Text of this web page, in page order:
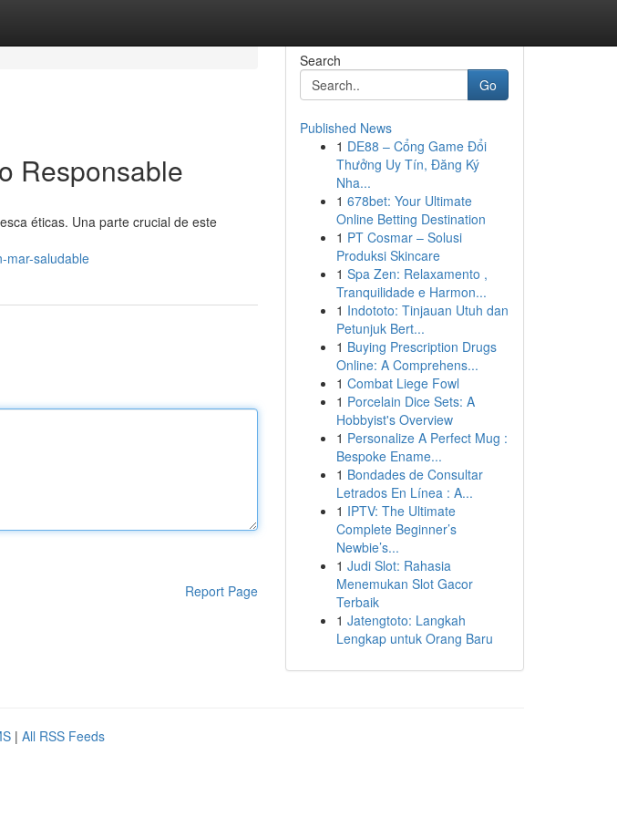
Responsable
éticas. Una parte crucial de este
mar-saludable
Report Page
Search
Go
Published News
1 DE88 – Cổng Game Đổi
Thưởng Uy Tín, Đăng Ký
Nha...
1 678bet: Your Ultimate
Online Betting Destination
1 PT Cosmar – Solusi
Produksi Skincare
1 Spa Zen: Relaxamento ,
Tranquilidade e Harmon...
1 Indototo: Tinjauan Utuh dan
Petunjuk Bert...
1 Buying Prescription Drugs
Online: A Comprehens...
1 Combat Liege Fowl
1 Porcelain Dice Sets: A
Hobbyist's Overview
1 Personalize A Perfect Mug :
Bespoke Ename...
1 Bondades de Consultar
Letrados En Línea : A...
1 IPTV: The Ultimate
Complete Beginner’s
Newbie’s...
1 Judi Slot: Rahasia
Menemukan Slot Gacor
Terbaik
1 Jatengtoto: Langkah
Lengkap untuk Orang Baru
| All RSS Feeds